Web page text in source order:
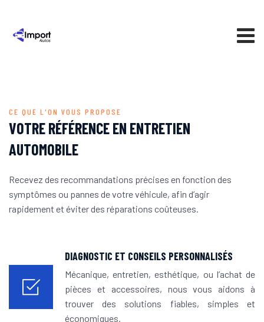
CE QUE L'ON VOUS PROPOSE
VOTRE RÉFÉRENCE EN ENTRETIEN
AUTOMOBILE
Recevez des recommandations précises en fonction des
symptômes ou pannes de votre véhicule, afin d’agir
rapidement et éviter des réparations coûteuses.
DIAGNOSTIC ET CONSEILS PERSONNALISÉS
Mécanique, entretien, esthétique, ou l’achat de
pièces et accessoires, nous vous aidons à
trouver des solutions fiables, simples et
économiques.